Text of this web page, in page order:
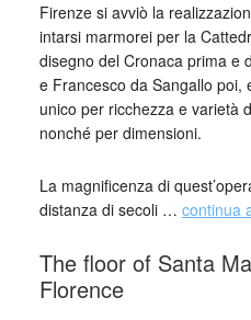
Firenze si avviò la
intarsi marmorei per la
disegno del Cronaca prima e
e Francesco da Sangallo poi,
unico per ricchezza e varietà
nonché per dimensioni.
La magnificenza di
distanza di secoli … continua
The floor of Santa
Florence